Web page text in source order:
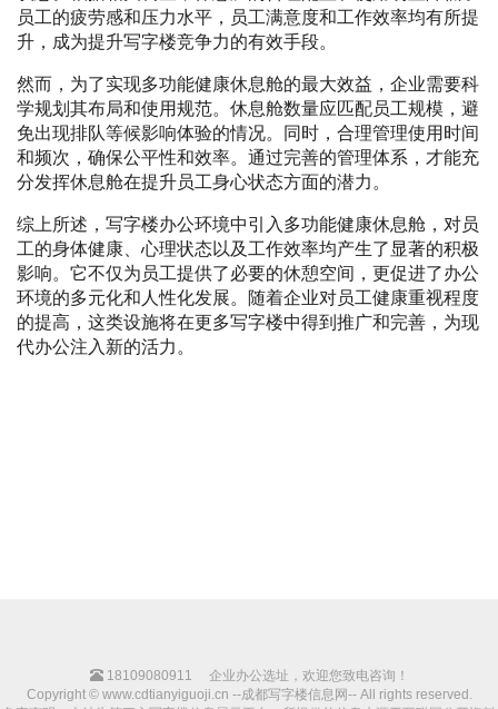
员工的疲劳感和压力水平，员工满意度和工作效率均有所提
升，成为提升写字楼竞争力的有效手段。
然而，为了实现多功能健康休息舱的最大效益，企业需要科
学规划其布局和使用规范。休息舱数量应匹配员工规模，避
免出现排队等候影响体验的情况。同时，合理管理使用时间
和频次，确保公平性和效率。通过完善的管理体系，才能充
分发挥休息舱在提升员工身心状态方面的潜力。
综上所述，写字楼办公环境中引入多功能健康休息舱，对员
工的身体健康、心理状态以及工作效率均产生了显著的积极
影响。它不仅为员工提供了必要的休憩空间，更促进了办公
环境的多元化和人性化发展。随着企业对员工健康重视程度
的提高，这类设施将在更多写字楼中得到推广和完善，为现
代办公注入新的活力。
18109080911
企业办公选址，欢迎您致电咨询！
Copyright © www.cdtianyiguoji.cn --成都写字楼信息网-- All rights reserved.